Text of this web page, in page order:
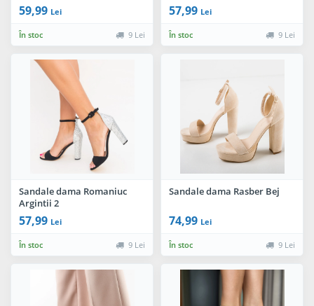
59,99 Lei
În stoc 9 Lei
57,99 Lei
În stoc 9 Lei
Sandale dama Romaniuc
Argintii 2
57,99 Lei
În stoc 9 Lei
Sandale dama Rasber Bej
74,99 Lei
În stoc 9 Lei